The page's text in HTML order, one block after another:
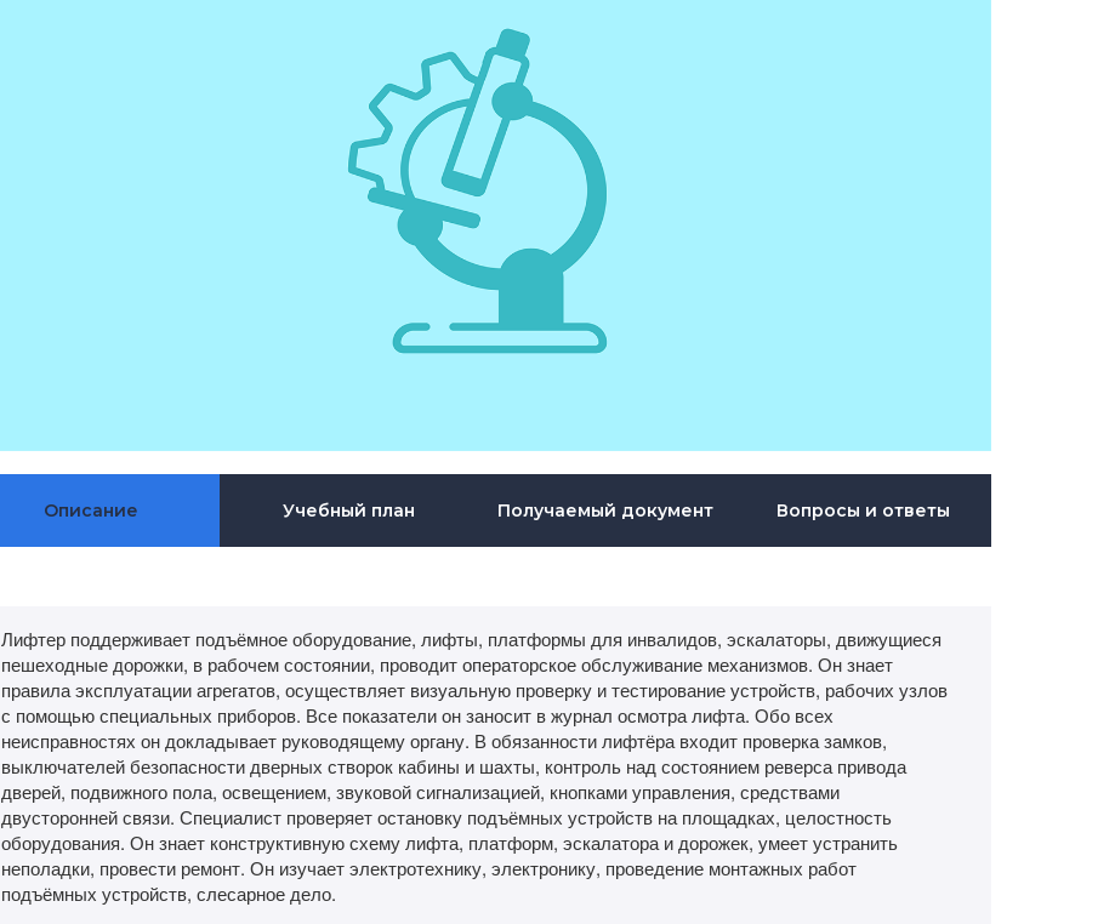
Описание Учебный план Получаемый документ Вопросы и ответы
Лифтер поддерживает подъёмное оборудование, лифты, платформы для инвалидов, эскалаторы, движущиеся
пешеходные дорожки, в рабочем состоянии, проводит операторское обслуживание механизмов. Он знает
правила эксплуатации агрегатов, осуществляет визуальную проверку и тестирование устройств, рабочих узлов
с помощью специальных приборов. Все показатели он заносит в журнал осмотра лифта. Обо всех
неисправностях он докладывает руководящему органу. В обязанности лифтёра входит проверка замков,
выключателей безопасности дверных створок кабины и шахты, контроль над состоянием реверса привода
дверей, подвижного пола, освещением, звуковой сигнализацией, кнопками управления, средствами
двусторонней связи. Специалист проверяет остановку подъёмных устройств на площадках, целостность
оборудования. Он знает конструктивную схему лифта, платформ, эскалатора и дорожек, умеет устранить
неполадки, провести ремонт. Он изучает электротехнику, электронику, проведение монтажных работ
подъёмных устройств, слесарное дело.